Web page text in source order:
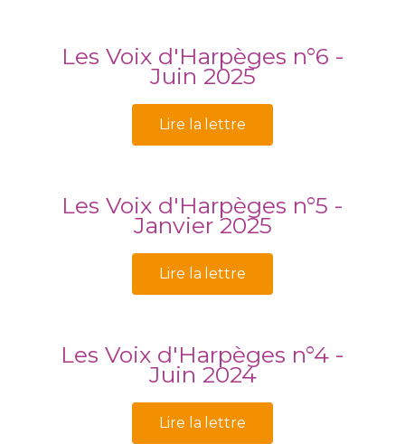
Les Voix d'Harpèges n°6 -
Juin 2025
Lire la lettre
Les Voix d'Harpèges n°5 -
Janvier 2025
Lire la lettre
Les Voix d'Harpèges n°4 -
Juin 2024
Lire la lettre